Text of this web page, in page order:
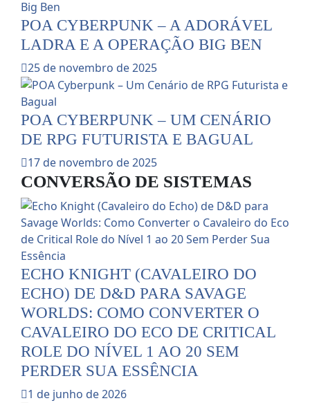
POA CYBERPUNK – A ADORÁVEL
LADRA E A OPERAÇÃO BIG BEN
25 de novembro de 2025
POA CYBERPUNK – UM CENÁRIO
DE RPG FUTURISTA E BAGUAL
17 de novembro de 2025
CONVERSÃO DE SISTEMAS
ECHO KNIGHT (CAVALEIRO DO
ECHO) DE D&D PARA SAVAGE
WORLDS: COMO CONVERTER O
CAVALEIRO DO ECO DE CRITICAL
ROLE DO NÍVEL 1 AO 20 SEM
PERDER SUA ESSÊNCIA
1 de junho de 2026